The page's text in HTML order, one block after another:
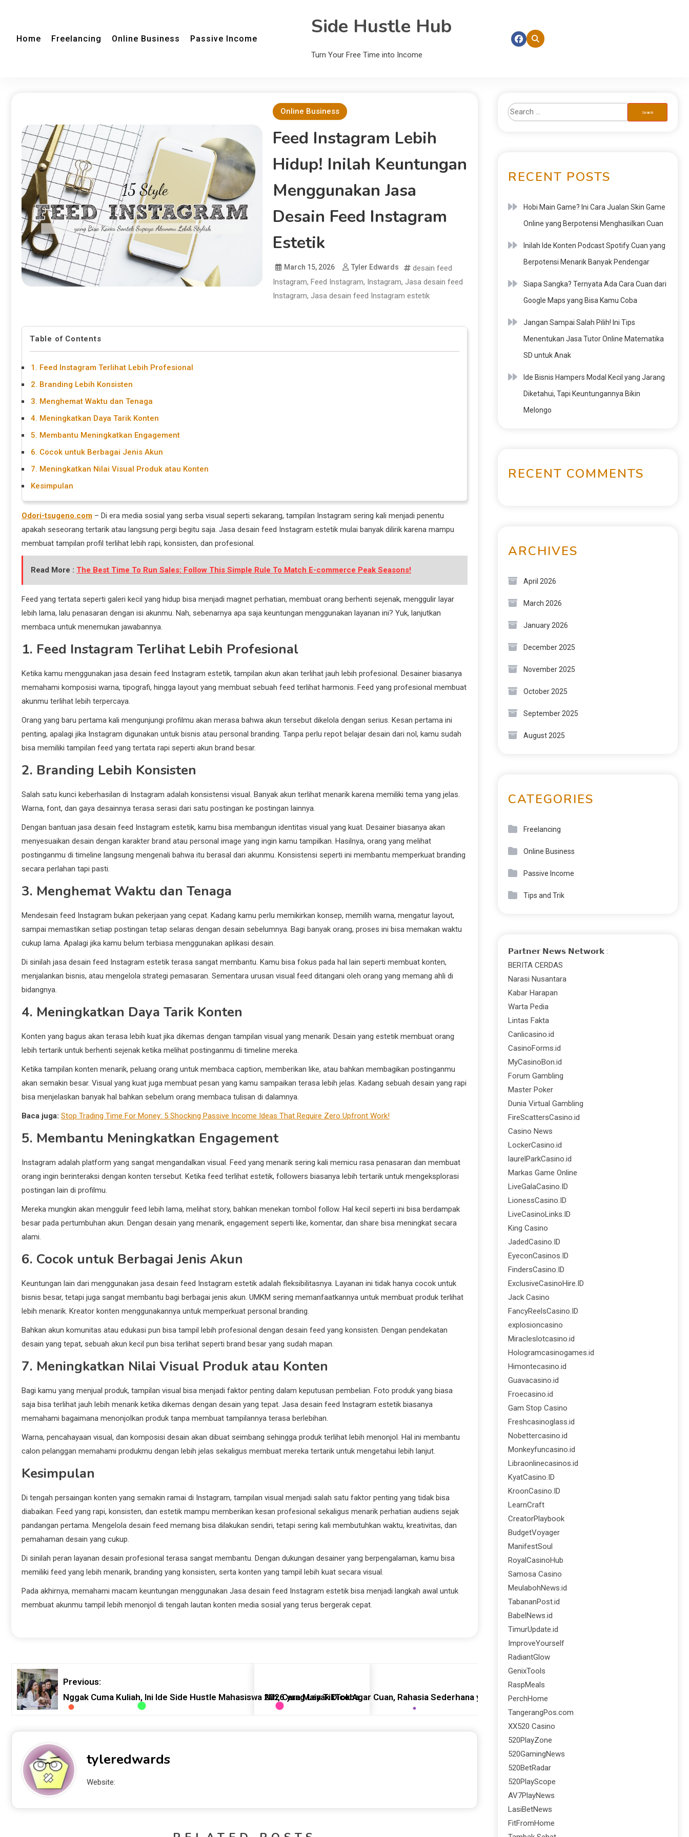
Home Freelancing Online Business Passive Income Side Hustle Hub
Turn Your Free Time into Income
Online Business
Feed Instagram Lebih
Hidup! Inilah Keuntungan
Menggunakan Jasa
Desain Feed Instagram
Estetik
March 15, 2026 Tyler Edwards
desain feed
Instagram, Feed Instagram, Instagram, Jasa desain feed
Instagram, Jasa desain feed Instagram estetik
Table of Contents
1. Feed Instagram Terlihat Lebih Profesional
2. Branding Lebih Konsisten
3. Menghemat Waktu dan Tenaga
4. Meningkatkan Daya Tarik Konten
5. Membantu Meningkatkan Engagement
6. Cocok untuk Berbagai Jenis Akun
7. Meningkatkan Nilai Visual Produk atau Konten
Kesimpulan
Odori-tsugeno.com – Di era media sosial yang serba visual seperti sekarang, tampilan Instagram sering kali menjadi penentu
apakah seseorang tertarik atau langsung pergi begitu saja. Jasa desain feed Instagram estetik mulai banyak dilirik karena mampu
membuat tampilan profil terlihat lebih rapi, konsisten, dan profesional.
Read More : The Best Time To Run Sales: Follow This Simple Rule To Match E-commerce Peak Seasons!
Feed yang tertata seperti galeri kecil yang hidup bisa menjadi magnet perhatian, membuat orang berhenti sejenak, menggulir layar
lebih lama, lalu penasaran dengan isi akunmu. Nah, sebenarnya apa saja keuntungan menggunakan layanan ini? Yuk, lanjutkan
membaca untuk menemukan jawabannya.
1. Feed Instagram Terlihat Lebih Profesional
Ketika kamu menggunakan jasa desain feed Instagram estetik, tampilan akun akan terlihat jauh lebih profesional. Desainer biasanya
memahami komposisi warna, tipografi, hingga layout yang membuat sebuah feed terlihat harmonis. Feed yang profesional membuat
akunmu terlihat lebih terpercaya.
Orang yang baru pertama kali mengunjungi profilmu akan merasa bahwa akun tersebut dikelola dengan serius. Kesan pertama ini
penting, apalagi jika Instagram digunakan untuk bisnis atau personal branding. Tanpa perlu repot belajar desain dari nol, kamu sudah
bisa memiliki tampilan feed yang tertata rapi seperti akun brand besar.
2. Branding Lebih Konsisten
Salah satu kunci keberhasilan di Instagram adalah konsistensi visual. Banyak akun terlihat menarik karena memiliki tema yang jelas.
Warna, font, dan gaya desainnya terasa serasi dari satu postingan ke postingan lainnya.
Dengan bantuan jasa desain feed Instagram estetik, kamu bisa membangun identitas visual yang kuat. Desainer biasanya akan
menyesuaikan desain dengan karakter brand atau personal image yang ingin kamu tampilkan. Hasilnya, orang yang melihat
postinganmu di timeline langsung mengenali bahwa itu berasal dari akunmu. Konsistensi seperti ini membantu memperkuat branding
secara perlahan tapi pasti.
3. Menghemat Waktu dan Tenaga
Mendesain feed Instagram bukan pekerjaan yang cepat. Kadang kamu perlu memikirkan konsep, memilih warna, mengatur layout,
sampai memastikan setiap postingan tetap selaras dengan desain sebelumnya. Bagi banyak orang, proses ini bisa memakan waktu
cukup lama. Apalagi jika kamu belum terbiasa menggunakan aplikasi desain.
Di sinilah jasa desain feed Instagram estetik terasa sangat membantu. Kamu bisa fokus pada hal lain seperti membuat konten,
menjalankan bisnis, atau mengelola strategi pemasaran. Sementara urusan visual feed ditangani oleh orang yang memang ahli di
bidangnya.
4. Meningkatkan Daya Tarik Konten
Konten yang bagus akan terasa lebih kuat jika dikemas dengan tampilan visual yang menarik. Desain yang estetik membuat orang
lebih tertarik untuk berhenti sejenak ketika melihat postinganmu di timeline mereka.
Ketika tampilan konten menarik, peluang orang untuk membaca caption, memberikan like, atau bahkan membagikan postinganmu
akan semakin besar. Visual yang kuat juga membuat pesan yang kamu sampaikan terasa lebih jelas. Kadang sebuah desain yang rapi
bisa menjelaskan banyak hal bahkan sebelum orang membaca tulisan di dalamnya.
Baca juga: Stop Trading Time For Money: 5 Shocking Passive Income Ideas That Require Zero Upfront Work!
5. Membantu Meningkatkan Engagement
Instagram adalah platform yang sangat mengandalkan visual. Feed yang menarik sering kali memicu rasa penasaran dan membuat
orang ingin berinteraksi dengan konten tersebut. Ketika feed terlihat estetik, followers biasanya lebih tertarik untuk mengeksplorasi
postingan lain di profilmu.
Mereka mungkin akan menggulir feed lebih lama, melihat story, bahkan menekan tombol follow. Hal kecil seperti ini bisa berdampak
besar pada pertumbuhan akun. Dengan desain yang menarik, engagement seperti like, komentar, dan share bisa meningkat secara
alami.
6. Cocok untuk Berbagai Jenis Akun
Keuntungan lain dari menggunakan jasa desain feed Instagram estetik adalah fleksibilitasnya. Layanan ini tidak hanya cocok untuk
bisnis besar, tetapi juga sangat membantu bagi berbagai jenis akun. UMKM sering memanfaatkannya untuk membuat produk terlihat
lebih menarik. Kreator konten menggunakannya untuk memperkuat personal branding.
Bahkan akun komunitas atau edukasi pun bisa tampil lebih profesional dengan desain feed yang konsisten. Dengan pendekatan
desain yang tepat, sebuah akun kecil pun bisa terlihat seperti brand besar yang sudah mapan.
7. Meningkatkan Nilai Visual Produk atau Konten
Bagi kamu yang menjual produk, tampilan visual bisa menjadi faktor penting dalam keputusan pembelian. Foto produk yang biasa
saja bisa terlihat jauh lebih menarik ketika dikemas dengan desain yang tepat. Jasa desain feed Instagram estetik biasanya
memahami bagaimana menonjolkan produk tanpa membuat tampilannya terasa berlebihan.
Warna, pencahayaan visual, dan komposisi desain akan dibuat seimbang sehingga produk terlihat lebih menonjol. Hal ini membantu
calon pelanggan memahami produkmu dengan lebih jelas sekaligus membuat mereka tertarik untuk mengetahui lebih lanjut.
Kesimpulan
Di tengah persaingan konten yang semakin ramai di Instagram, tampilan visual menjadi salah satu faktor penting yang tidak bisa
diabaikan. Feed yang rapi, konsisten, dan estetik mampu memberikan kesan profesional sekaligus menarik perhatian audiens sejak
pandangan pertama. Mengelola desain feed memang bisa dilakukan sendiri, tetapi sering kali membutuhkan waktu, kreativitas, dan
pemahaman desain yang cukup.
Di sinilah peran layanan desain profesional terasa sangat membantu. Dengan dukungan desainer yang berpengalaman, kamu bisa
memiliki feed yang lebih menarik, branding yang konsisten, serta konten yang tampil lebih kuat secara visual.
Pada akhirnya, memahami macam keuntungan menggunakan Jasa desain feed Instagram estetik bisa menjadi langkah awal untuk
membuat akunmu tampil lebih menonjol di tengah lautan konten media sosial yang terus bergerak cepat.
Previous:
Nggak Cuma Kuliah, Ini Ide Side Hustle Mahasiswa 2026 yang Layak Dicoba
Next:
Nih, Cara Main TikTok Agar Cuan, Rahasia Sederhana yang Jarang Diketahui
tyleredwards
Website:
RECENT POSTS
Hobi Main Game? Ini Cara Jualan Skin Game
Online yang Berpotensi Menghasilkan Cuan
Inilah Ide Konten Podcast Spotify Cuan yang
Berpotensi Menarik Banyak Pendengar
Siapa Sangka? Ternyata Ada Cara Cuan dari
Google Maps yang Bisa Kamu Coba
Jangan Sampai Salah Pilih! Ini Tips
Menentukan Jasa Tutor Online Matematika
SD untuk Anak
Ide Bisnis Hampers Modal Kecil yang Jarang
Diketahui, Tapi Keuntungannya Bikin
Melongo
RECENT COMMENTS
ARCHIVES
April 2026
March 2026
January 2026
December 2025
November 2025
October 2025
September 2025
August 2025
CATEGORIES
Freelancing
Online Business
Passive Income
Tips and Trik
𝗣𝗮𝗿𝘁𝗻𝗲𝗿 𝗡𝗲𝘄𝘀 𝗡𝗲𝘁𝘄𝗼𝗿𝗸 :
BERITA CERDAS
Narasi Nusantara
Kabar Harapan
Warta Pedia
Lintas Fakta
Canlicasino.id
CasinoForms.id
MyCasinoBon.id
Forum Gambling
Master Poker
Dunia Virtual Gambling
FireScattersCasino.id
Casino News
LockerCasino.id
laurelParkCasino.id
Markas Game Online
LiveGalaCasino.ID
LionessCasino.ID
LiveCasinoLinks.ID
King Casino
JadedCasino.ID
EyeconCasinos.ID
FindersCasino.ID
ExclusiveCasinoHire.ID
Jack Casino
FancyReelsCasino.ID
explosioncasino
Miracleslotcasino.id
Hologramcasinogames.id
Himontecasino.id
Guavacasino.id
Froecasino.id
Gam Stop Casino
Freshcasinoglass.id
Nobettercasino.id
Monkeyfuncasino.id
Libraonlinecasinos.id
KyatCasino.ID
KroonCasino.ID
LearnCraft
CreatorPlaybook
BudgetVoyager
ManifestSoul
RoyalCasinoHub
Samosa Casino
MeulabohNews.id
TabananPost.id
BabelNews.id
TimurUpdate.id
ImproveYourself
RadiantGlow
GenixTools
RaspMeals
PerchHome
TangerangPos.com
XX520 Casino
520PlayZone
520GamingNews
520BetRadar
520PlayScope
AV7PlayNews
LasiBetNews
FitFromHome